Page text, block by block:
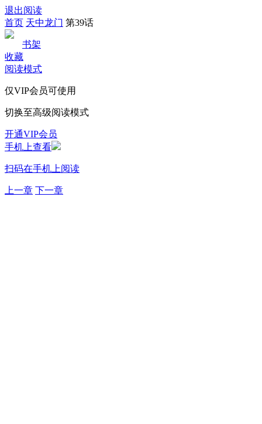
退出阅读
首页 天中龙门 第39话
书架
收藏
阅读模式
仅VIP会员可使用
切换至高级阅读模式
开通VIP会员
手机上查看
扫码在手机上阅读
上一章 下一章